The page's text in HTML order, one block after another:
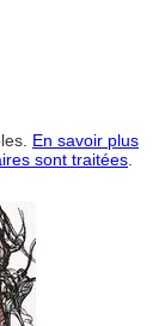
En savoir plus
sont traitées